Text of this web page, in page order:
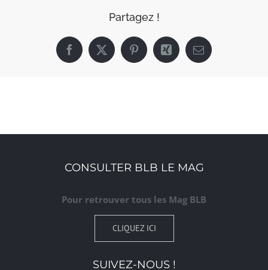
Partagez !
Facebook
X PinterestXing Email
CONSULTER BLB LE MAG
Pour retrouver tous les Mag BLB
CLIQUEZ ICI
SUIVEZ-NOUS !